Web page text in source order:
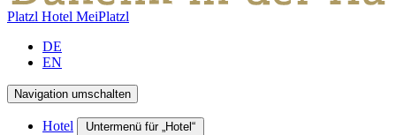
Platzl Hotel MeiPlatzl
DE
EN
Navigation umschalten
Hotel Untermenü für „Hotel“